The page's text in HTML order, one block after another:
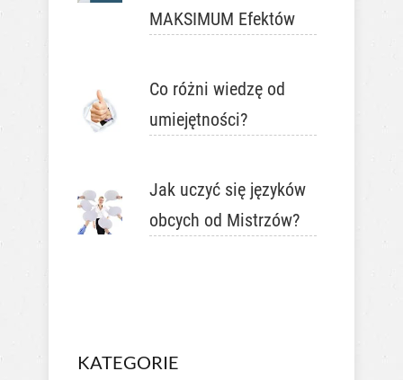
MAKSIMUM Efektów
Co różni wiedzę od
umiejętności?
Jak uczyć się języków
obcych od Mistrzów?
KATEGORIE